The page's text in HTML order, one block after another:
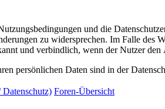
und die
zu widersprechen. Im Falle des
und verbindlich, wenn der Nutzer den
persönlichen Daten sind in der
Foren-Übersicht